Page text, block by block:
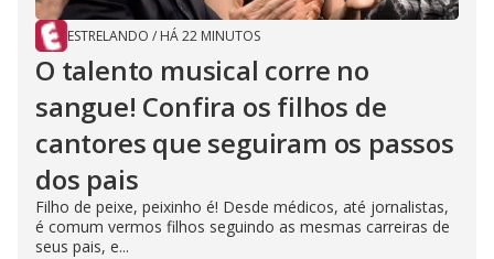
ESTRELANDO / HÁ 22 MINUTOS
O talento musical corre no
sangue! Confira os filhos de
cantores que seguiram os passos
dos pais
Filho de peixe, peixinho é! Desde médicos, até jornalistas,
é comum vermos filhos seguindo as mesmas carreiras de
seus pais, e...